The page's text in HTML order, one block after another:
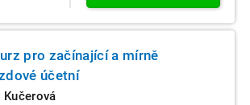
pro začínající a mírně
účetní
Kučerová